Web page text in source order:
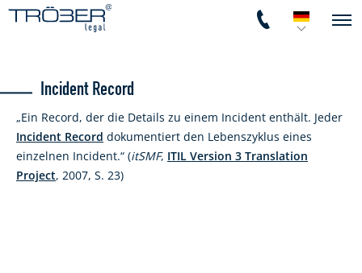
Incident Record
„Ein Record, der die Details zu einem Incident enthält. Jeder
Incident Record dokumentiert den Lebenszyklus eines
einzelnen Incident.“ (itSMF, ITIL Version 3 Translation
Project, 2007, S. 23)